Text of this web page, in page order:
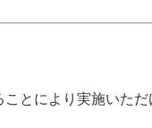
とにより実施いただ